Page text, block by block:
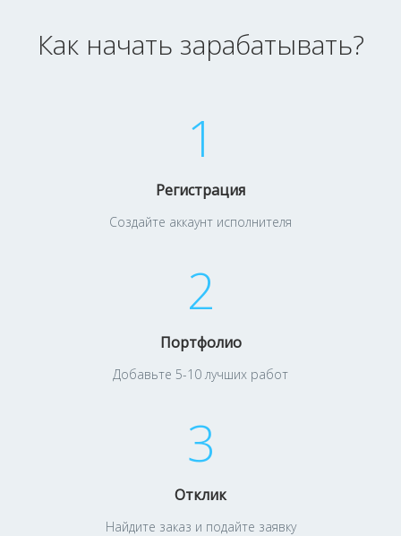
Как начать зарабатывать?
1
Регистрация
Создайте аккаунт исполнителя
2
Портфолио
Добавьте 5-10 лучших работ
3
Отклик
Найдите заказ и подайте заявку